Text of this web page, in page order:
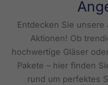
Entdecken Sie
Aktionen! Ob
hochwertige Gläser
Pakete – hier finden
rund um perfektes